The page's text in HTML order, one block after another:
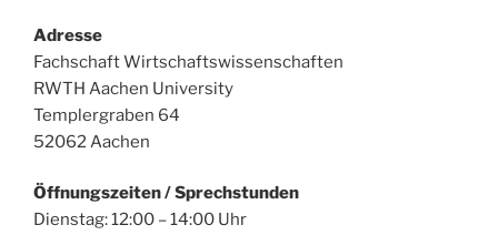
Adresse
Fachschaft Wirtschaftswissenschaften
RWTH Aachen University
Templergraben 64
52062 Aachen
Öffnungszeiten / Sprechstunden
Dienstag: 12:00 – 14:00 Uhr